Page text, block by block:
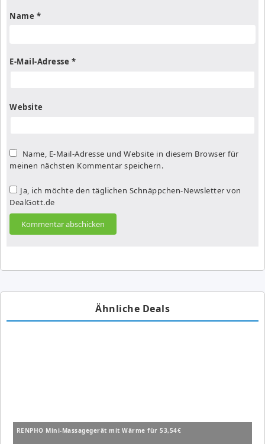
Name *
E-Mail-Adresse *
Website
Name, E-Mail-Adresse und Website in diesem Browser für
meinen nächsten Kommentar speichern.
Ja, ich möchte den täglichen Schnäppchen-Newsletter von
DealGott.de
Ähnliche Deals
RENPHO Mini-Massagegerät mit Wärme für 53,54€